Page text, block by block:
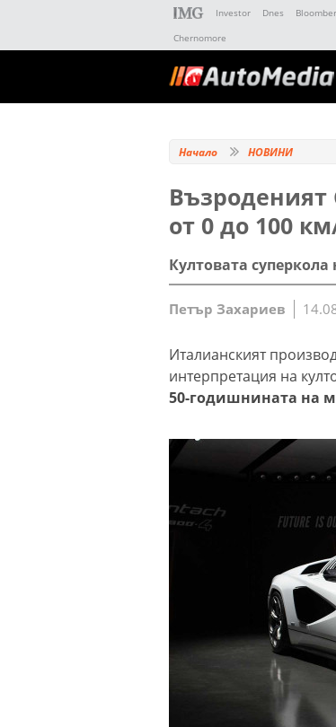
Investor Dnes
Chernomore
Начало НОВИНИ
Възроденият
от 0 до 100
Култовата
Петър Захариев
Италианският
интерпретация на
50-годишнината на